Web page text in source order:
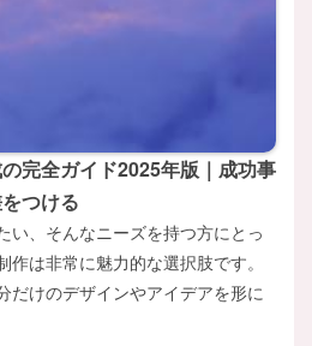
完全ガイド2025年版｜成功事
つける
い、そんなニーズを持つ方にとっ
は非常に魅力的な選択肢です。
だけのデザインやアイデアを形に